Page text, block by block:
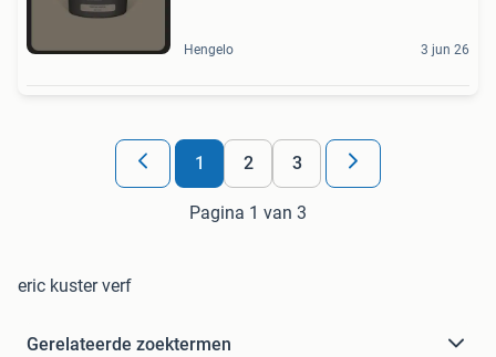
Hengelo 3 jun 26
1 2 3
Pagina 1 van 3
eric kuster verf
Gerelateerde zoektermen